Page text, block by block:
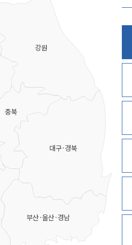
강원
충북
대구·경북
부산·울산·경남